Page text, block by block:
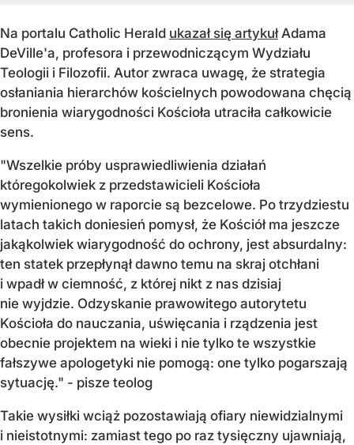
Na portalu Catholic Herald ukazał się artykułAdama
DeVille'a, profesora i przewodniczącym Wydziału
Teologii i Filozofii. Autor zwraca uwagę, że strategia
osłaniania hierarchów kościelnych powodowana chęcią
bronienia wiarygodności Kościoła utraciła całkowicie
sens.
"Wszelkie próby usprawiedliwienia działań
któregokolwiek z przedstawicieli Kościoła
wymienionego w raporcie są bezcelowe. Po trzydziestu
latach takich doniesień pomysł, że Kościół ma jeszcze
jakąkolwiek wiarygodność do ochrony, jest absurdalny:
ten statek przepłynął dawno temu na skraj otchłani
i wpadł w ciemność, z której nikt z nas dzisiaj
nie wyjdzie. Odzyskanie prawowitego autorytetu
Kościoła do nauczania, uświęcania i rządzenia jest
obecnie projektem na wieki i nie tylko te wszystkie
fałszywe apologetyki nie pomogą: one tylko pogarszają
sytuację." - pisze teolog
Takie wysiłki wciąż pozostawiają ofiary niewidzialnymi
i nieistotnymi: zamiast tego po raz tysięczny ujawniają,